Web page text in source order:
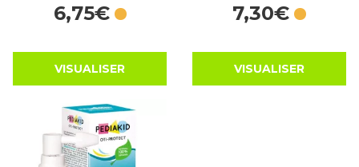
6,75€
VISUALISER
7,30€
VISUALISER